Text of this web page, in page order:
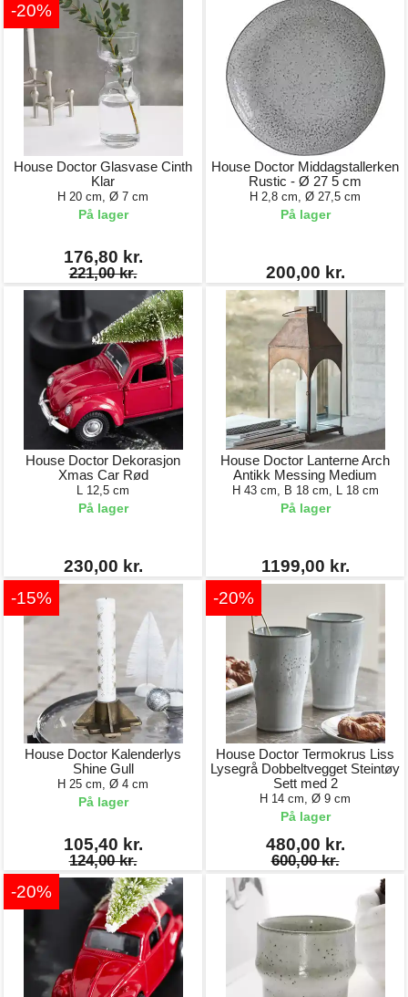
-20%
House Doctor Glasvase Cinth
Klar
H 20 cm, Ø 7 cm
På lager
176,80 kr.
221,00 kr.
House Doctor Middagstallerken
Rustic - Ø 27 5 cm
H 2,8 cm, Ø 27,5 cm
På lager
200,00 kr.
House Doctor Dekorasjon
Xmas Car Rød
L 12,5 cm
På lager
230,00 kr.
House Doctor Lanterne Arch
Antikk Messing Medium
H 43 cm, B 18 cm, L 18 cm
På lager
1199,00 kr.
-15%
House Doctor Kalenderlys
Shine Gull
H 25 cm, Ø 4 cm
På lager
105,40 kr.
124,00 kr.
-20%
House Doctor Termokrus Liss
Lysegrå Dobbeltvegget Steintøy
Sett med 2
H 14 cm, Ø 9 cm
På lager
480,00 kr.
600,00 kr.
-20%